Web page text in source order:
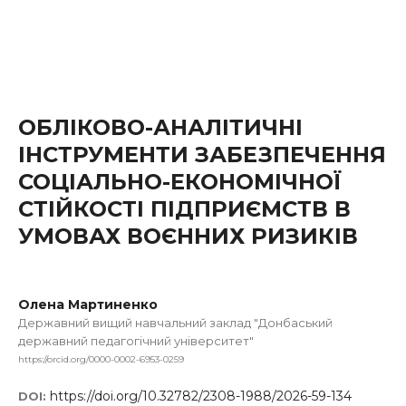
ОБЛІКОВО-АНАЛІТИЧНІ
ІНСТРУМЕНТИ ЗАБЕЗПЕЧЕННЯ
СОЦІАЛЬНО-ЕКОНОМІЧНОЇ
СТІЙКОСТІ ПІДПРИЄМСТВ В
УМОВАХ ВОЄННИХ РИЗИКІВ
Олена Мартиненко
Державний вищий навчальний заклад "Донбаський
державний педагогічний університет"
https://orcid.org/0000-0002-6953-0259
DOI: https://doi.org/10.32782/2308-1988/2026-59-134